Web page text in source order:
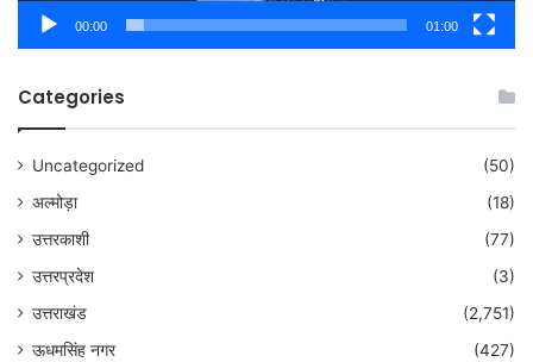
00:00 01:00
Categories
Uncategorized
(50)
अल्मोड़ा
(18)
उत्तरकाशी
(77)
उत्तरप्रदेश
(3)
उत्तराखंड
(2,751)
ऊधमसिंह नगर
(427)